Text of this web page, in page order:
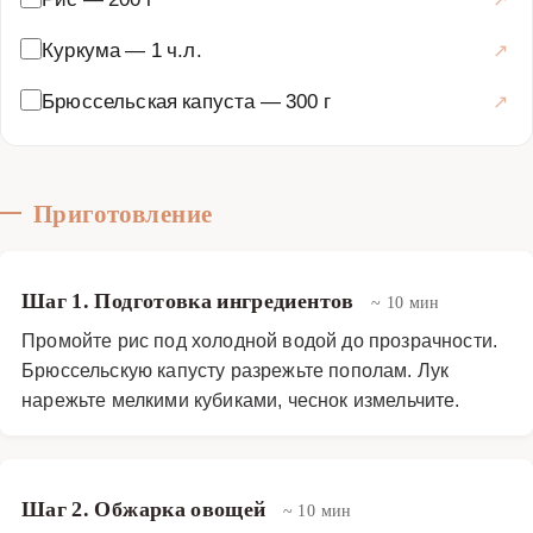
Куркума— 1 ч.л.
Брюссельская капуста —300 г
Приготовление
Шаг 1. Подготовка ингредиентов ~ 10 мин
Промойте рис под холодной водой до прозрачности.
Брюссельскую капусту разрежьте пополам. Лук
нарежьте мелкими кубиками, чеснок измельчите.
Шаг 2. Обжарка овощей ~ 10 мин